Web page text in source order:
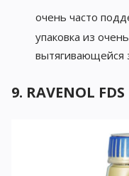
очень часто
упаковка из
вытягивающейся
9. RAVENOL FDS